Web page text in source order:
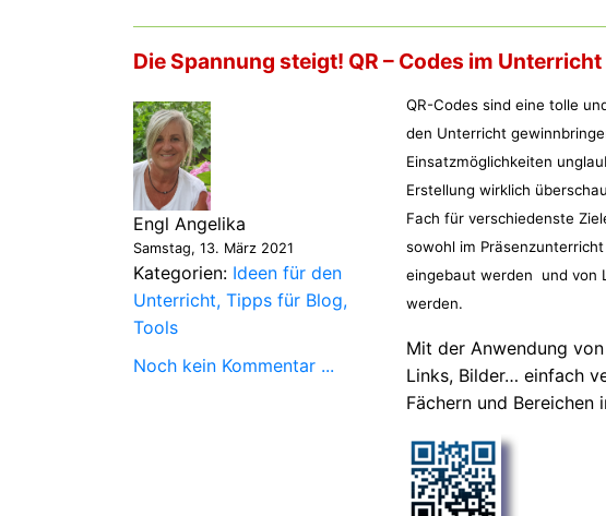
Die Spannung steigt! QR – Codes im Unterricht
QR-Codes sind eine tolle
den Unterricht
Einsatzmöglichkeiten
Erstellung wirklich
Fach für verschiedenste
sowohl im
eingebaut werden und von
werden.
Mit der Anwendung von
Links, Bilder… einfach
Fächern und
Engl Angelika
Samstag, 13. März 2021
Kategorien: Ideen für den
Unterricht Tipps für Blog
Tools
Noch kein Kommentar ...